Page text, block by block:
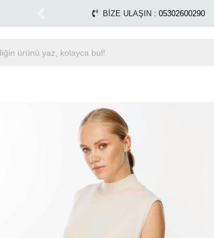
Tüm Alışverişlerinizde Kargo Ücretsiz!
1500 TL ÜZERİ ÜCRETSİZ KARGO